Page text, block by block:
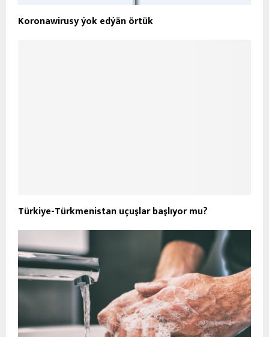
Koronawirusy ýok edýän örtük
Türkiye-Türkmenistan uçuşlar başlıyor mu?